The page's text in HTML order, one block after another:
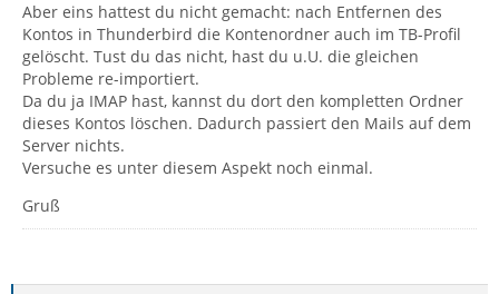
Aber eins hattest du nicht gemacht: nach Entfernen des
Kontos in Thunderbird die Kontenordner auch im TB-Profil
gelöscht. Tust du das nicht, hast du u.U. die gleichen
Probleme re-importiert.
Da du ja IMAP hast, kannst du dort den kompletten Ordner
dieses Kontos löschen. Dadurch passiert den Mails auf dem
Server nichts.
Versuche es unter diesem Aspekt noch einmal.
Gruß